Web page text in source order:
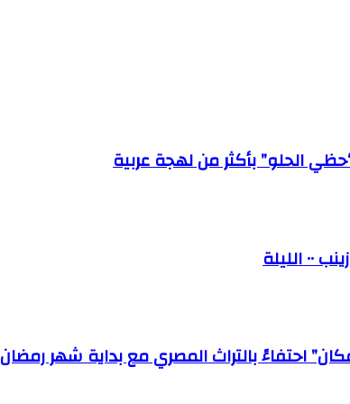
الحلو” بأكثر من لهجة عربية
احتفاءً بالتراث المصري مع بداية شهر رمضان